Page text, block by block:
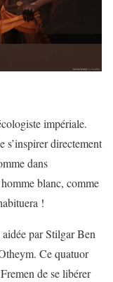
impériale.
s’inspirer directement
dans
blanc, comme
!
par Stilgar Ben
Ce quatuor
de se libérer